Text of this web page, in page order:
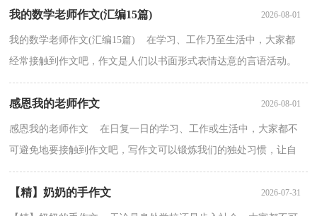
我的数学老师作文(汇编15篇) 2026-08-01
我的数学老师作文(汇编15篇) 在学习、工作乃至生活中，大家都
经常接触到作文吧，作文是人们以书面形式表情达意的言语活动。
你知道作文怎样写才规范吗？以下是小编收集整理的我...
感恩我的老师作文 2026-08-01
感恩我的老师作文 在日复一日的学习、工作或生活中，大家都不
可避免地要接触到作文吧，写作文可以锻炼我们的独处习惯，让自
己的心静下来，思考自己未来的方向。还是对作文一筹莫...
【精】奶奶的手作文 2026-07-31